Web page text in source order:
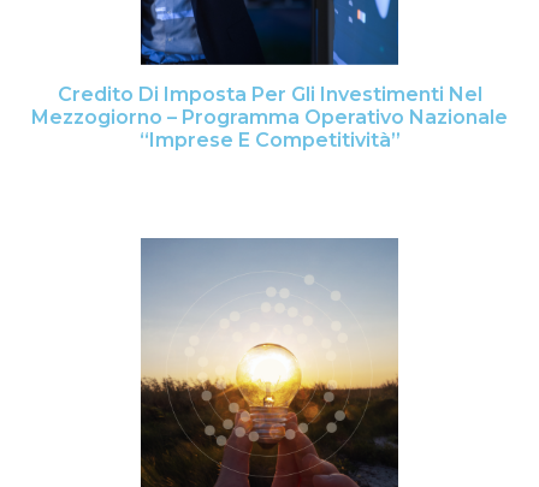
Credito Di Imposta Per Gli Investimenti Nel
Mezzogiorno – Programma Operativo Nazionale
“Imprese E Competitività”